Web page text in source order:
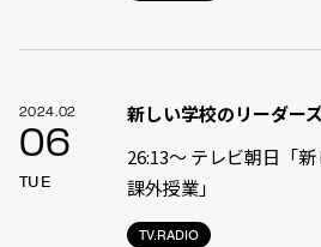
2024.02
06
TUE
TV.RADIO
新しい学校のリーダー
26:13〜 テレビ朝日「
課外授業」